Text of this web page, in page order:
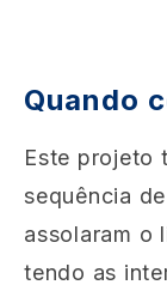
Quando
Este projeto
sequência
assolaram o
tendo as